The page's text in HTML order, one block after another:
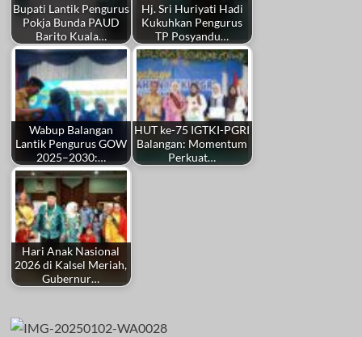
Bupati Lantik Pengurus
Pokja Bunda PAUD
Barito Kuala…
Hj. Sri Huriyati Hadi
Kukuhkan Pengurus
TP Posyandu…
Wabup Balangan
Lantik Pengurus GOW
2025–2030:…
HUT ke-75 IGTKI-PGRI
Balangan: Momentum
Perkuat…
Hari Anak Nasional
2026 di Kalsel Meriah,
Gubernur…